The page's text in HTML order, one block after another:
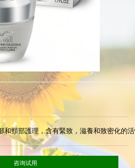
和頸部護理，含有緊致，滋養和致密化的
咨询试用